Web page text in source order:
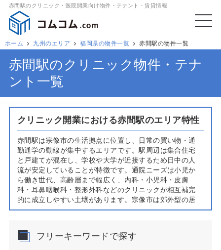
赤間駅のクリニック・医院開業向け物件・テナント・賃貸情報
ホーム 九州のエリア 福岡県の物件一覧 赤間駅の物件一覧
赤間駅のクリニック物件・テナ
ント一覧
クリニック開業における赤間駅のエリア特性
赤間駅は宗像市の生活拠点に位置し、日常の買い物・通
勤通学の動線が集中するエリアです。駅周辺は集合住宅
と戸建てが混在し、学校や大学が近接するため日中の人
流が安定していることが特徴です。通院ニーズは小児か
ら働き世代、高齢層まで幅広く、内科・小児科・皮膚
科・耳鼻咽喉科・整形外科などのクリニックが相互補完
的に成立しやすい土壌があります。宗像市は郊外型の居
住が進み自家用車利用が多く、駅徒歩圏に加え幹線道路
りますが、予防医療や慢性疾患マネジメント、女性・働
き世代の受診時間に配慮した運用などで差別化が図りや
フリーキーワードで探す